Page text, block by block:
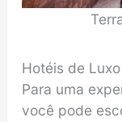
Hotéis de
Para uma
você pode